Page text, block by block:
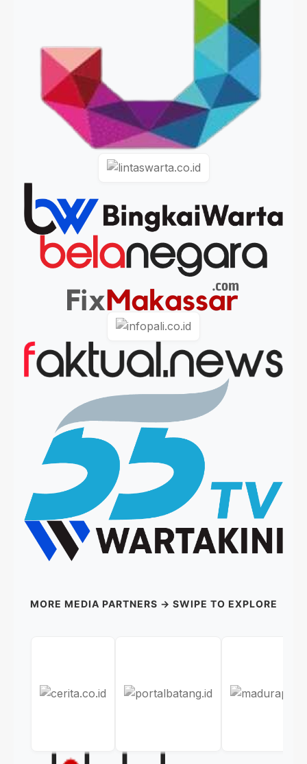
MORE MEDIA PARTNERS → SWIPE TO EXPLORE